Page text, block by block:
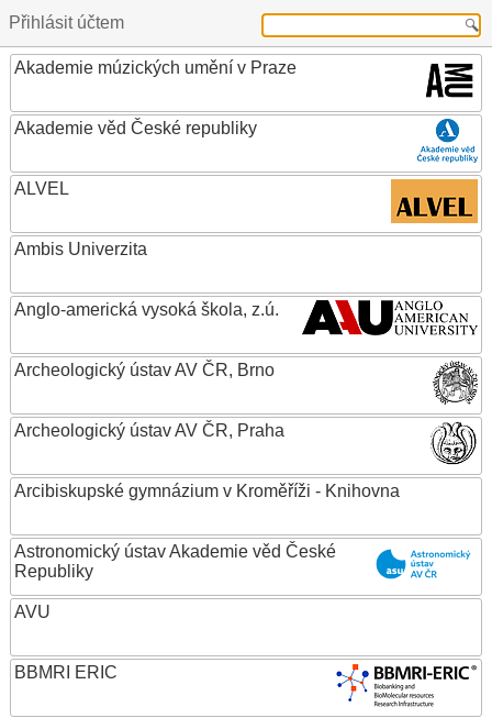
Přihlásit účtem
Akademie múzických umění v Praze
Akademie věd České republiky
ALVEL
Ambis Univerzita
Anglo-americká vysoká škola, z.ú.
Archeologický ústav AV ČR, Brno
Archeologický ústav AV ČR, Praha
Arcibiskupské gymnázium v Kroměříži - Knihovna
Astronomický ústav Akademie věd České
Republiky
AVU
BBMRI ERIC